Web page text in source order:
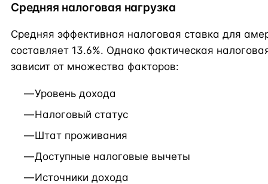
Средняя налоговая нагрузка
Средняя эффективная налоговая ставка для
составляет 13.6%. Однако фактическая
зависит от множества факторов:
Уровень дохода
Налоговый статус
Штат проживания
Доступные налоговые вычеты
Источники дохода